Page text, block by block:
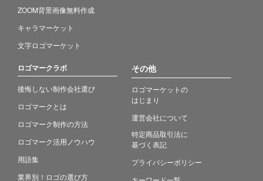
ZOOM背景画像無料作成
キャラマーケット
文字ロゴマーケット
ロゴマークラボ
後悔しない制作会社選び
ロゴマークとは
ロゴマーク制作の方法
ロゴマーク活用ノウハウ
用語集
業界別！ロゴの選び方
その他
ロゴマーケットの
はじまり
運営会社について
特定商品取引法に
基づく表記
プライバシーポリシー